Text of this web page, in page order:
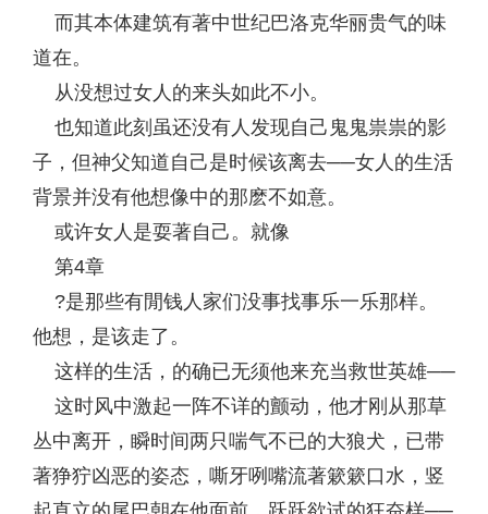
而其本体建筑有著中世纪巴洛克华丽贵气的味
道在。
从没想过女人的来头如此不小。
也知道此刻虽还没有人发现自己鬼鬼祟祟的影
子，但神父知道自己是时候该离去──女人的生活
背景并没有他想像中的那麽不如意。
或许女人是耍著自己。就像
第4章
?是那些有閒钱人家们没事找事乐一乐那样。
他想，是该走了。
这样的生活，的确已无须他来充当救世英雄──
这时风中激起一阵不详的颤动，他才刚从那草
丛中离开，瞬时间两只喘气不已的大狼犬，已带
著狰狞凶恶的姿态，嘶牙咧嘴流著簌簌口水，竖